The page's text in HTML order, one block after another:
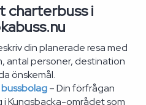
charterbuss i
din planerade resa med
antal personer, destination
önskemål.
– Din förfrågan
i Kungsbacka-området som